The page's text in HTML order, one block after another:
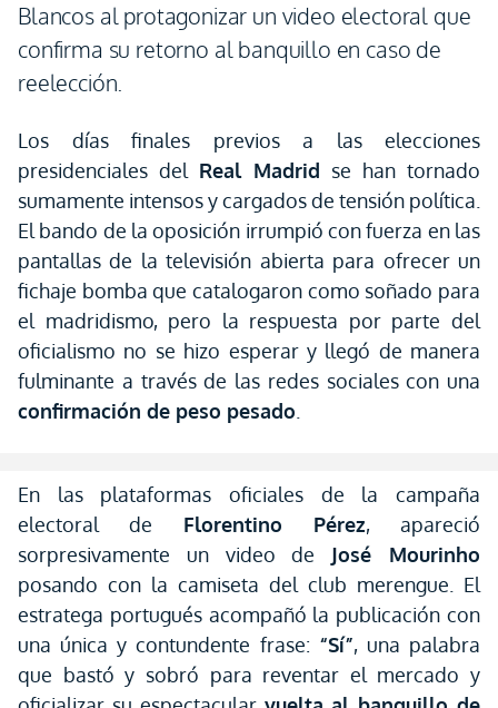
Blancos al protagonizar un video electoral que
confirma su retorno al banquillo en caso de
reelección.
Los días finales previos a las elecciones
presidenciales del Real Madrid se han tornado
sumamente intensos y cargados de tensión política.
El bando de la oposición irrumpió con fuerza en las
pantallas de la televisión abierta para ofrecer un
fichaje bomba que catalogaron como soñado para
el madridismo, pero la respuesta por parte del
oficialismo no se hizo esperar y llegó de manera
fulminante a través de las redes sociales con una
confirmación de peso pesado
En las plataformas oficiales de la campaña
electoral de Florentino Pérez, apareció
sorpresivamente un video de José Mourinho
posando con la camiseta del club merengue. El
estratega portugués acompañó la publicación con
una única y contundente frase: “Sí”, una palabra
que bastó y sobró para reventar el mercado y